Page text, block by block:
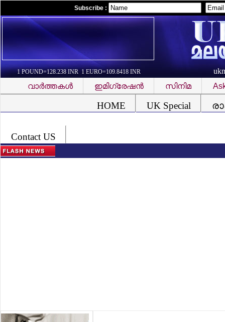
Subscribe :
1 POUND=128.238 INR 1 EURO=109.8418 INR
വാര്‍ത്തകള്‍
ഇമിഗ്രേഷന്‍ സിനിമ
HOME UK Special
Contact US